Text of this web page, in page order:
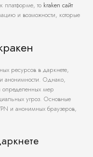
платформе, то kraken сайт
и возможности, которые
ресурсов в даркнете,
анонимности. Однако,
определенных мер
угроз. Основные
и анонимных браузеров,